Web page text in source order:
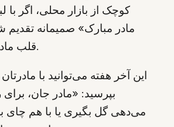
کوچک از بازار محلی، اگر با
مادر مبارک» صمیمانه تقدیم
قلب مادر باقی می‌ماند.
این آخر هفته می‌توانید با
بپرسید: «مادر جان، برای
می‌دهی گل بگیری یا با هم چای